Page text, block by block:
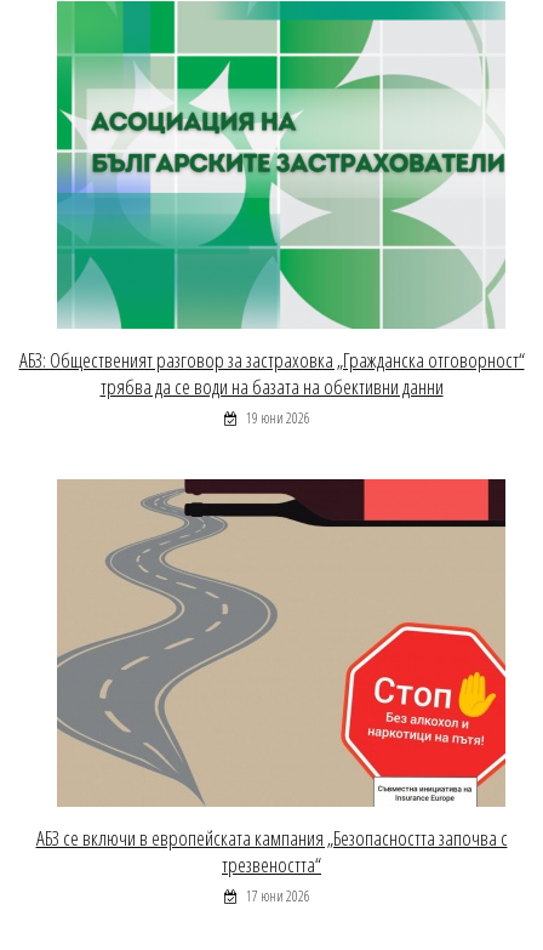
АБЗ: Общественият разговор за застраховка „Гражданска отговорност“
трябва да се води на базата на обективни данни
19 юни 2026
АБЗ се включи в европейската кампания „Безопасността започва с
трезвеността“
17 юни 2026